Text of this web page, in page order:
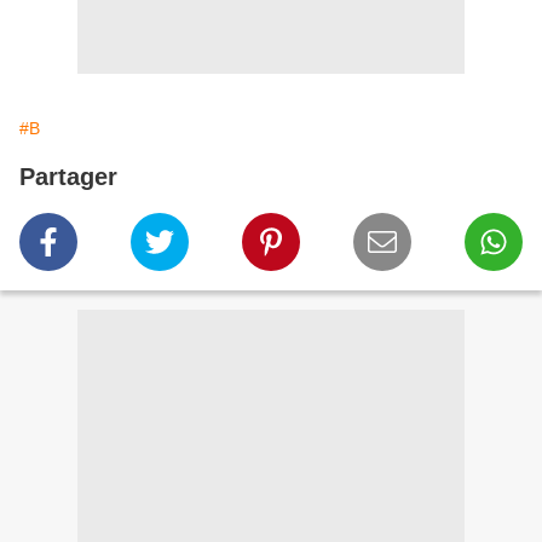
#B
Partager